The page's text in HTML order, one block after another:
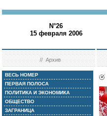
N°26
15 февраля 2006
//Архив
ВЕСЬ НОМЕР
ПЕРВАЯ ПОЛОСА
ПОЛИТИКА И ЭКОНОМИКА
ОБЩЕСТВО
ЗАГРАНИЦА